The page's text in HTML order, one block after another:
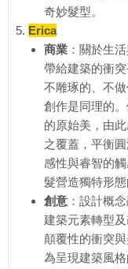
奇妙髮型。
Erica
商業 ：關於生
帶給建築的衝
不雕琢的、不
創作是同理的
的原始美，由
之覆蓋，平衡
感性與睿智的
髮營造獨特形態
創意 ：設計概
建築元素轉型
顛覆性的衝突與
為呈現建築風